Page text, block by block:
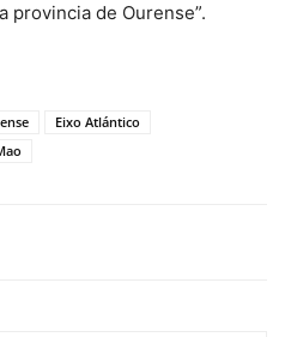
provincia de Ourense”.
Eixo Atlántico